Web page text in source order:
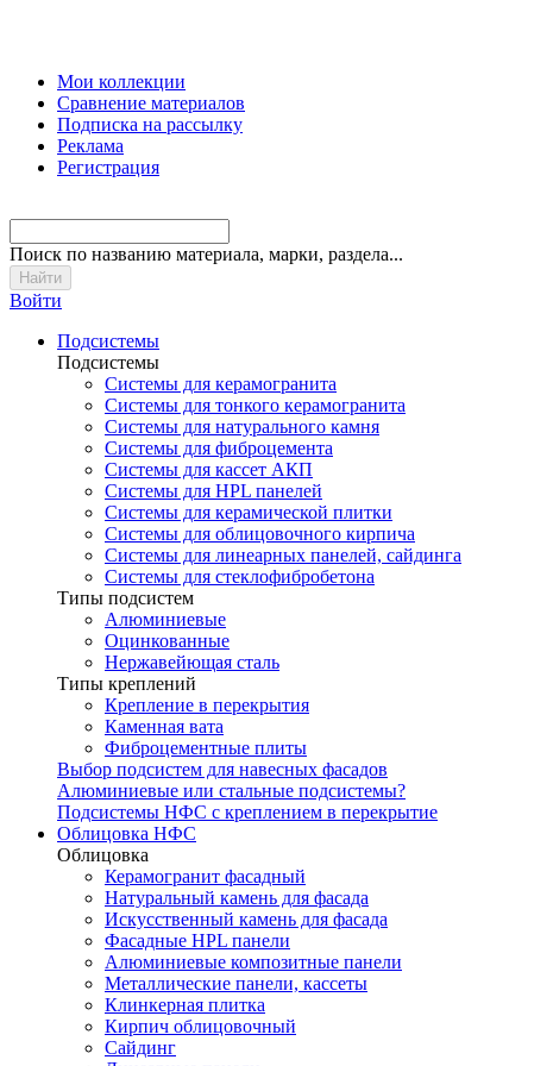
Мои коллекции
Сравнение материалов
Подписка на рассылку
Реклама
Регистрация
Поиск по названию материала, марки, раздела...
Войти
Подсистемы
Подсистемы
Системы для керамогранита
Системы для тонкого керамогранита
Системы для натурального камня
Системы для фиброцемента
Системы для кассет АКП
Системы для HPL панелей
Системы для керамической плитки
Системы для облицовочного кирпича
Системы для линеарных панелей, сайдинга
Системы для стеклофибробетона
Типы подсистем
Алюминиевые
Оцинкованные
Нержавейющая сталь
Типы креплений
Крепление в перекрытия
Каменная вата
Фиброцементные плиты
Выбор подсистем для навесных фасадов
Алюминиевые или стальные подсистемы?
Подсистемы НФС с креплением в перекрытие
Облицовка НФС
Облицовка
Керамогранит фасадный
Натуральный камень для фасада
Искусственный камень для фасада
Фасадные HPL панели
Алюминиевые композитные панели
Металлические панели, кассеты
Клинкерная плитка
Кирпич облицовочный
Сайдинг